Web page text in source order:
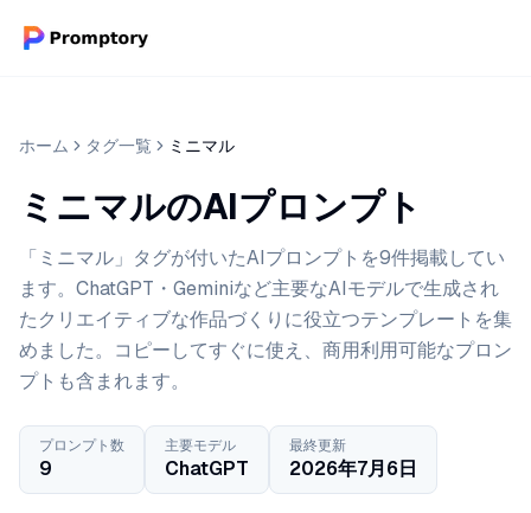
ホーム タグ一覧 ミニマル
ミニマルのAIプロンプト
「ミニマル」タグが付いたAIプロンプトを9件掲載してい
ます。ChatGPT・Geminiなど主要なAIモデルで生成され
たクリエイティブな作品づくりに役立つテンプレートを集
めました。コピーしてすぐに使え、商用利用可能なプロン
プトも含まれます。
プロンプト数
9
主要モデル
ChatGPT
最終更新
2026年7月6日